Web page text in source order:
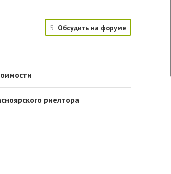
5 Обсудить на форуме
риелтора